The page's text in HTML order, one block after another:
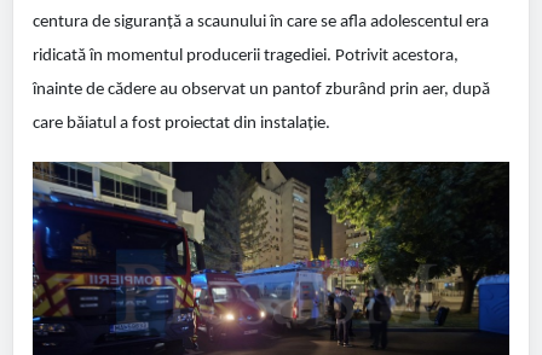
centura de siguranță a scaunului în care se afla adolescentul era
ridicată în momentul producerii tragediei. Potrivit acestora,
înainte de cădere au observat un pantof zburând prin aer, după
care băiatul a fost proiectat din instalație.